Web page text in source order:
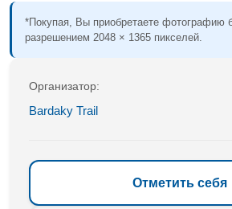
*Покупая, Вы приобретаете фотографию
разрешением 2048 × 1365 пикселей.
Организатор:
Bardaky Trail
Отметить себя